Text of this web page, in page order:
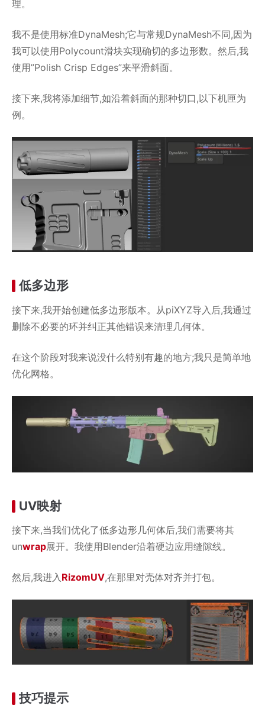
理。
我不是使用标准DynaMesh;它与常规DynaMesh不同,因为
我可以使用Polycount滑块实现确切的多边形数。然后,我
使用”Polish Crisp Edges”来平滑斜面。
接下来,我将添加细节,如沿着斜面的那种切口,以下机匣为
例。
低多边形
接下来,我开始创建低多边形版本。从piXYZ导入后,我通过
删除不必要的环并纠正其他错误来清理几何体。
在这个阶段对我来说没什么特别有趣的地方;我只是简单地
优化网格。
UV映射
接下来,当我们优化了低多边形几何体后,我们需要将其
unwrap展开。我使用Blender沿着硬边应用缝隙线。
然后,我进入 RizomUV,在那里对壳体对齐并打包。
技巧提示